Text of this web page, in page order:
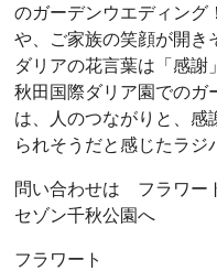
のガーデンウエディング
や、ご家族の笑顔が開き
ダリアの花言葉は「感謝
秋田国際ダリア園でのガ
は、人のつながりと、感
られそうだと感じたラジ
問い合わせは フラワー
セゾン千秋公園へ
フラワート